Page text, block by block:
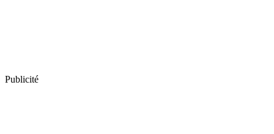
Publicité